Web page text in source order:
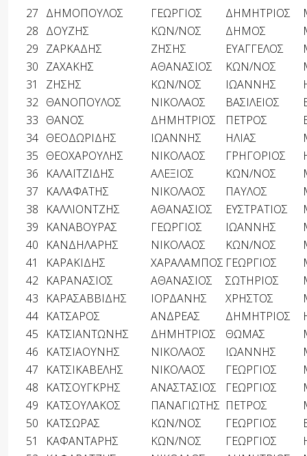
27 ΔΗΜΟΠΟΥΛΟΣ ΓΕΩΡΓΙΟΣ ΔΗΜΗΤΡΙΟΣ
28 ΔΟΥΖΗΣ ΚΩΝ/ΝΟΣ ΔΗΜΟΣ
29 ΖΑΡΚΑΔΗΣ ΖΗΣΗΣ ΕΥΑΓΓΕΛΟΣ
30 ΖΑΧΑΚΗΣ ΑΘΑΝΑΣΙΟΣ ΚΩΝ/ΝΟΣ
31
ΖΗΣΗΣ ΚΩΝ/ΝΟΣ ΙΩΑΝΝΗΣ
32 ΘΑΝΟΠΟΥΛΟΣ ΝΙΚΟΛΑΟΣ ΒΑΣΙΛΕΙΟΣ
33 ΘΑΝΟΣ ΔΗΜΗΤΡΙΟΣ ΠΕΤΡΟΣ
34 ΘΕΟΔΩΡΙΔΗΣ ΙΩΑΝΝΗΣ ΗΛΙΑΣ
35 ΘΕΟΧΑΡΟΥΛΗΣ ΝΙΚΟΛΑΟΣ ΓΡΗΓΟΡΙΟΣ
36
ΚΑΛΑΪΤΖΙΔΗΣ ΑΛΕΞΙΟΣ ΚΩΝ/ΝΟΣ
37
ΚΑΛΑΦΑΤΗΣ ΝΙΚΟΛΑΟΣ ΠΑΥΛΟΣ
38
ΚΑΛΛΙΟΝΤΖΗΣ ΑΘΑΝΑΣΙΟΣ ΕΥΣΤΡΑΤΙΟΣ
39
ΚΑΝΑΒΟΥΡΑΣ ΓΕΩΡΓΙΟΣ ΙΩΑΝΝΗΣ
40
ΚΑΝΔΗΛΑΡΗΣ ΝΙΚΟΛΑΟΣ ΚΩΝ/ΝΟΣ
41
ΚΑΡΑΚΙΔΗΣ ΧΑΡΑΛΑΜΠΟΣ ΓΕΩΡΓΙΟΣ
42 ΚΑΡΑΝΑΣΙΟΣ ΑΘΑΝΑΣΙΟΣ ΣΩΤΗΡΙΟΣ
43
ΚΑΡΑΣΑΒΒΙΔΗΣ ΙΟΡΔΑΝΗΣ ΧΡΗΣΤΟΣ
44 ΚΑΤΣΑΡΟΣ ΑΝΔΡΕΑΣ ΔΗΜΗΤΡΙΟΣ
45
ΚΑΤΣΙΑΝΤΩΝΗΣ ΔΗΜΗΤΡΙΟΣ ΘΩΜΑΣ
46
ΚΑΤΣΙΑΟΥΝΗΣ ΝΙΚΟΛΑΟΣ ΙΩΑΝΝΗΣ
47
ΚΑΤΣΙΚΑΒΕΛΗΣ ΝΙΚΟΛΑΟΣ ΓΕΩΡΓΙΟΣ
48
ΚΑΤΣΟΥΓΚΡΗΣ ΑΝΑΣΤΑΣΙΟΣ ΓΕΩΡΓΙΟΣ
49
ΚΑΤΣΟΥΛΑΚΟΣ ΠΑΝΑΓΙΩΤΗΣ ΠΕΤΡΟΣ
50
ΚΑΤΣΩΡΑΣ ΚΩΝ/ΝΟΣ ΓΕΩΡΓΙΟΣ
51
ΚΑΦΑΝΤΑΡΗΣ ΚΩΝ/ΝΟΣ ΓΕΩΡΓΙΟΣ